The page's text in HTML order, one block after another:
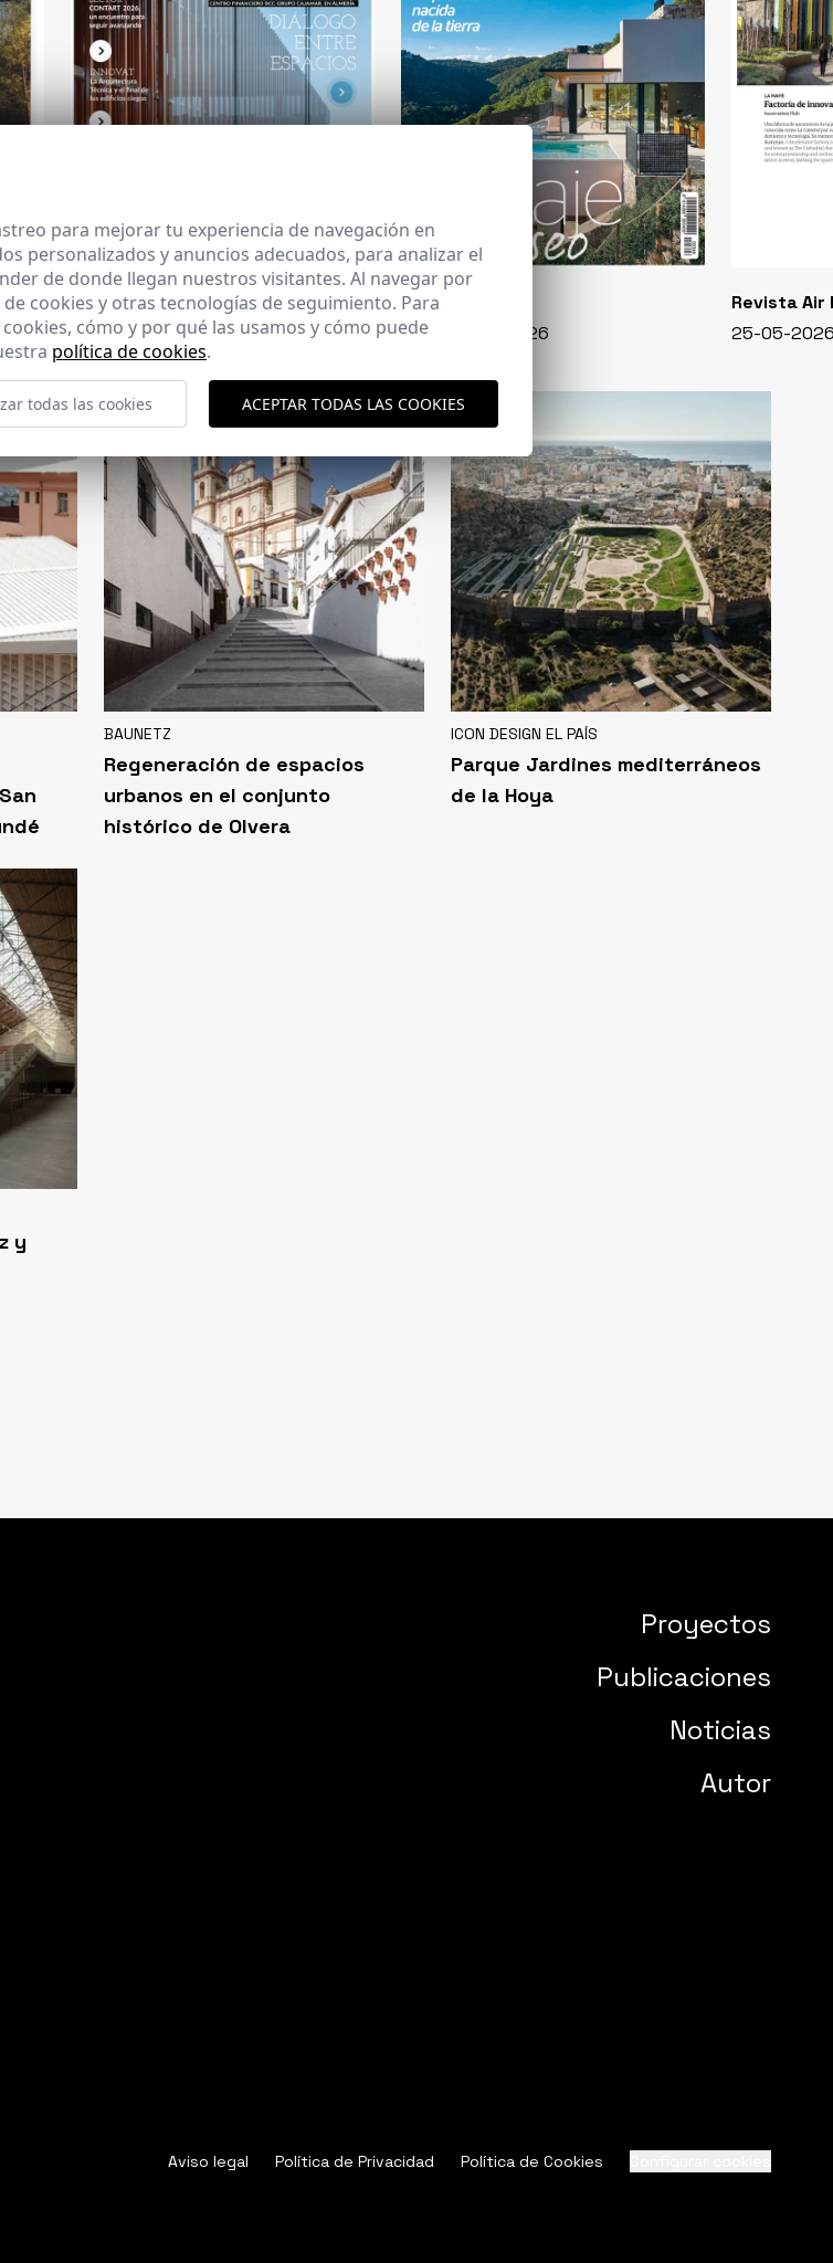
CERCHA
169 - 10-07-2026
CASA VIVA
348 - 01-07-2026
Revista Air
25-05-
BAUNETZ
Regeneración de espacios
urbanos en el conjunto
histórico de Olvera
ICON DESIGN EL PAÍS
Parque Jardines mediterráneos
de la Hoya
y
Proyectos
Publicaciones
Noticias
Autor
Aviso legal Política de Privacidad Política de Cookies
para mejorar tu experiencia de navegación en
personalizados y anuncios adecuados, para analizar el
de donde llegan nuestros visitantes. Al navegar por
cookies y otras tecnologías de seguimiento. Para
cómo y por qué las usamos y cómo puede
política de cookies.
todas las cookies ACEPTAR TODAS LAS COOKIES